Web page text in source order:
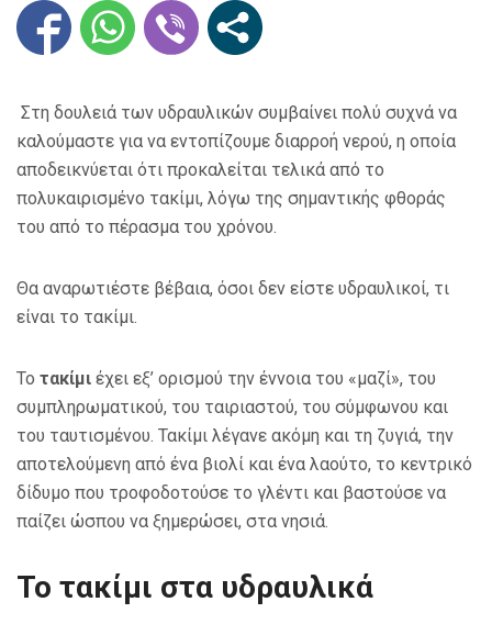
Στη δουλειά των υδραυλικών συμβαίνει πολύ συχνά να
καλούμαστε για να εντοπίζουμε διαρροή νερού, η οποία
αποδεικνύεται ότι προκαλείται τελικά από το
πολυκαιρισμένο τακίμι, λόγω της σημαντικής φθοράς
του από το πέρασμα του χρόνου.
Θα αναρωτιέστε βέβαια, όσοι δεν είστε υδραυλικοί, τι
είναι το τακίμι.
Το τακίμι έχει εξ’ ορισμού την έννοια του «μαζί», του
συμπληρωματικού, του ταιριαστού, του σύμφωνου και
του ταυτισμένου. Τακίμι λέγανε ακόμη και τη ζυγιά, την
αποτελούμενη από ένα βιολί και ένα λαούτο, το κεντρικό
δίδυμο που τροφοδοτούσε το γλέντι και βαστούσε να
παίζει ώσπου να ξημερώσει, στα νησιά.
Το τακίμι στα υδραυλικά